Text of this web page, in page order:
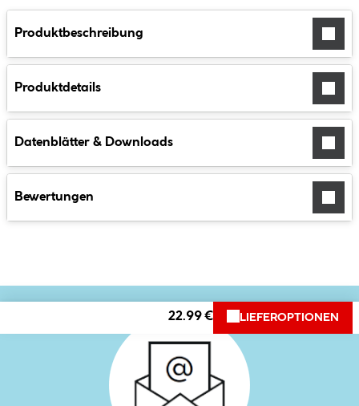
Produktbeschreibung
Produktdetails
Datenblätter & Downloads
Bewertungen
22.99 € LIEFEROPTIONEN